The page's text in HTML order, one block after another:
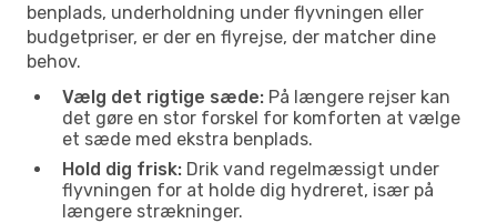
benplads, underholdning under flyvningen eller
budgetpriser, er der en flyrejse, der matcher dine
behov.
Vælg det rigtige sæde: På længere rejser kan
det gøre en stor forskel for komforten at vælge
et sæde med ekstra benplads.
Hold dig frisk: Drik vand regelmæssigt under
flyvningen for at holde dig hydreret, især på
længere strækninger.